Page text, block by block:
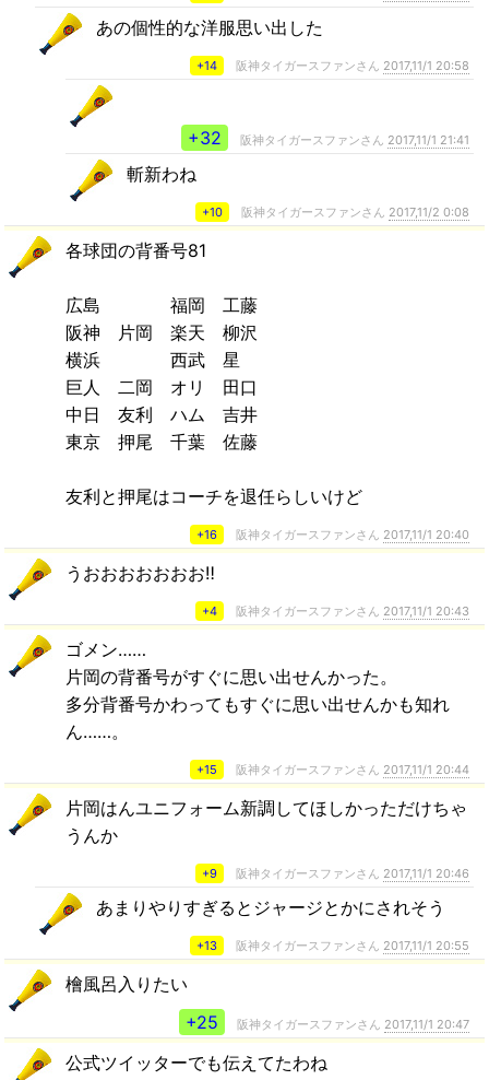
あの個性的な洋服思い出した
+14 阪神タイガースファンさん 2017,11/1 20:58
+32 阪神タイガースファンさん 2017,11/1 21:41
斬新わね
+10 阪神タイガースファンさん 2017,11/2 0:08
各球団の背番号81
広島 福岡 工藤
阪神 片岡 楽天 柳沢
横浜 西武 星
巨人 二岡 オリ 田口
中日 友利 ハム 吉井
東京 押尾 千葉 佐藤
友利と押尾はコーチを退任らしいけど
+16 阪神タイガースファンさん 2017,11/1 20:40
うおおおおおおお‼︎
+4 阪神タイガースファンさん 2017,11/1 20:43
ゴメン……
片岡の背番号がすぐに思い出せんかった。
多分背番号かわってもすぐに思い出せんかも知れ
ん……。
+15 阪神タイガースファンさん 2017,11/1 20:44
片岡はんユニフォーム新調してほしかっただけちゃ
うんか
+9 阪神タイガースファンさん 2017,11/1 20:46
あまりやりすぎるとジャージとかにされそう
+13 阪神タイガースファンさん 2017,11/1 20:55
檜風呂入りたい
+25
阪神タイガースファンさん 2017,11/1 20:47
公式ツイッターでも伝えてたわね